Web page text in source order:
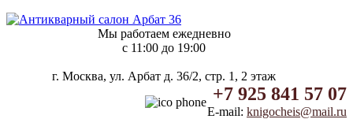
Мы работаем ежедневно
c 11:00 до 19:00
г. Москва, ул. Арбат д. 36/2, стр. 1, 2 этаж
+7 925 841 57 07
E-mail: knigocheis@mail.ru